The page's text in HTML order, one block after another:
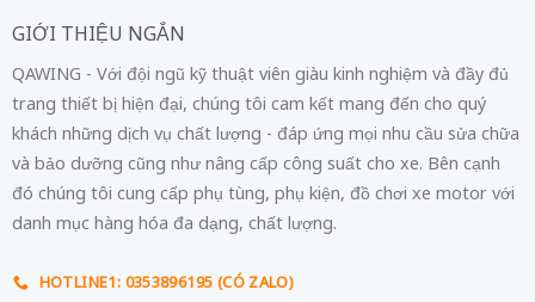
GIỚI THIỆU NGẮN
QAWING - Với đội ngũ kỹ thuật viên giàu kinh nghiệm và đầy đủ
trang thiết bị hiện đại, chúng tôi cam kết mang đến cho quý
khách những dịch vụ chất lượng - đáp ứng mọi nhu cầu sửa chữa
và bảo dưỡng cũng như nâng cấp công suất cho xe. Bên cạnh
đó chúng tôi cung cấp phụ tùng, phụ kiện, đồ chơi xe motor với
danh mục hàng hóa đa dạng, chất lượng.
HOTLINE1: 0353896195 (CÓ ZALO)